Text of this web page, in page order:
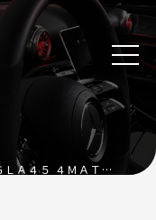
メルセデスＡＭＧ ＧＬＡ４５ ４ＭＡＴＩＣ レーダーセーフティＰＫＧ マウンテングレーＭ